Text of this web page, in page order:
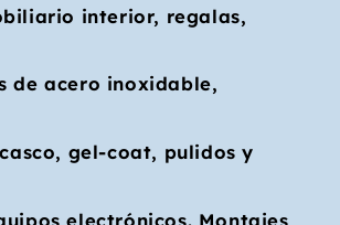
interior, regalas,
de acero inoxidable,
gel-coat, pulidos y